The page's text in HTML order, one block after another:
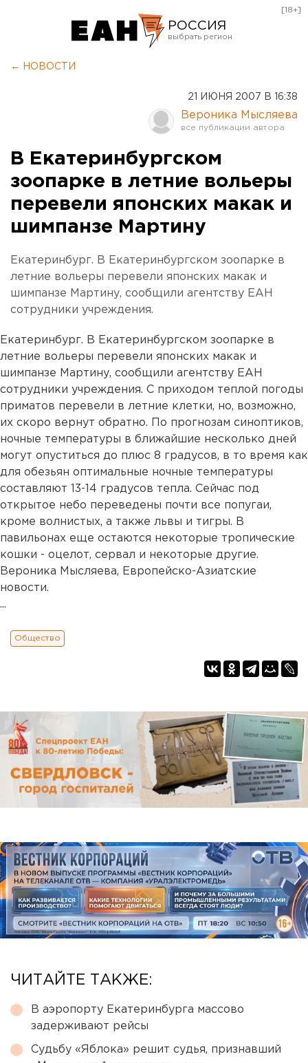
РОССИЯ
Оренбург
[18+]
← НОВОСТИ
21 ИЮНЯ 2007 В 16:38
Вероника Мысляева
В Екатеринбургском
зоопарке в летние вольеры
перевели японских макак и
шимпанзе Мартину
Екатеринбург. В Екатеринбургском зоопарке в
летние вольеры перевели японских макак и
шимпанзе Мартину, сообщили агентству ЕАН
сотрудники учреждения.
Екатеринбург. В Екатеринбургском зоопарке в
летние вольеры перевели японских макак и
шимпанзе Мартину, сообщили агентству ЕАН
сотрудники учреждения. С приходом теплой погоды
приматов перевели в летние клетки, но, возможно,
их скоро вернут обратно. По прогнозам синоптиков,
ночные температуры в ближайшие несколько дней
могут опуститься до плюс 8 градусов, в то время как
для обезьян оптимальные ночные температуры
составляют 13-14 градусов тепла. Сейчас под
открытое небо переведены почти все попугаи,
кроме волнистых, а также львы и тигры. В
павильонах еще остаются некоторые тропические
кошки - оцелот, сервал и некоторые другие.
Вероника Мысляева, Европейско-Азиатские
новости.
...
Общество
ЧИТАЙТЕ ТАКЖЕ:
В аэропорту Екатеринбурга массово
задерживают рейсы
Судьбу «Яблока» решит судья, признавший